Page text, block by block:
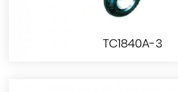
TC1840A-3